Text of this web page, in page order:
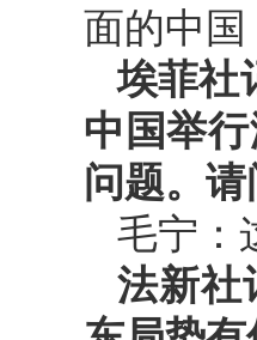
面的中
埃菲社
中国举
问题。
毛宁：
法新社